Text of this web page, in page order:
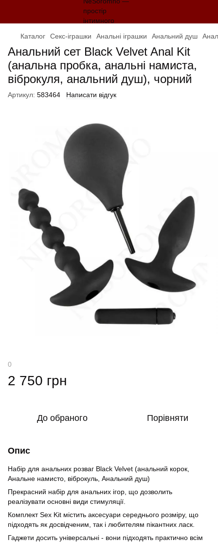
Каталог Секс-іграшки Анальні іграшки Анальний душ
Анальний сет Black Velvet Anal Kit
(анальна пробка, анальні намиста,
віброкуля, анальний душ), чорний
Артикул: 583464 Написати відгук
0
2 750 грн
До обраного Порівняти
Опис
Набір для анальних розваг Black Velvet (анальний корок,
Анальне намисто, віброкуль, Анальний душ)
Прекрасний набір для анальних ігор, що дозволить
реалізувати основні види стимуляції.
Комплект Sex Kit містить аксесуари середнього розміру, що
підходять як досвідченим, так і любителям пікантних ласк.
Гаджети досить універсальні - вони підходять практично всім